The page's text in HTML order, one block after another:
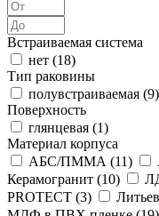
Встраиваемая система
нет (18)
Тип раковины
полувстраиваемая (9)
Поверхность
глянцевая (1)
Материал корпуса
АБС/ПММА (11)
Керамогранит (10)
PROTECT (3)